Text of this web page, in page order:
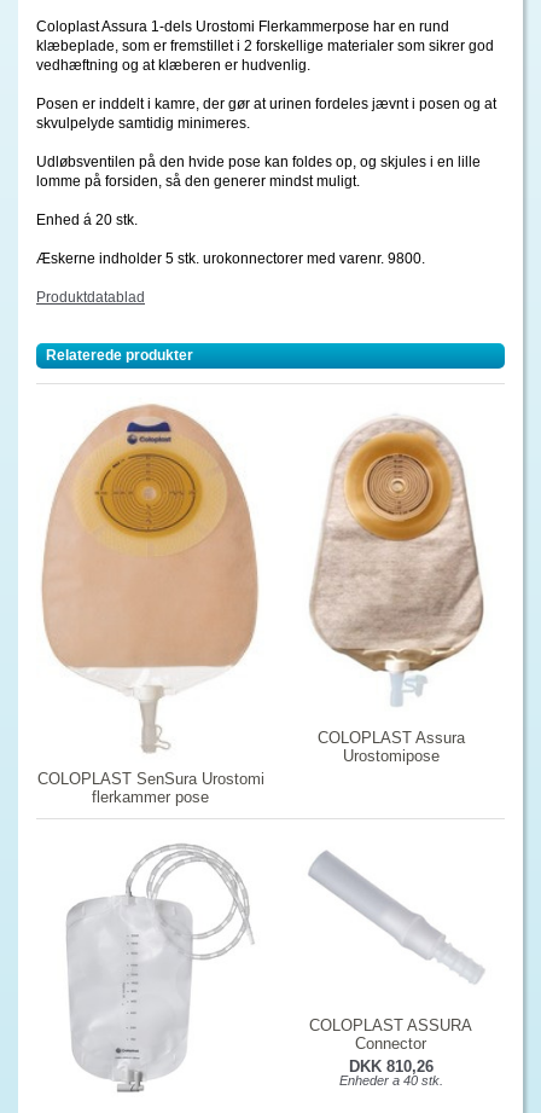
Coloplast Assura 1-dels Urostomi Flerkammerpose har en rund
klæbeplade, som er fremstillet i 2 forskellige materialer som sikrer god
vedhæftning og at klæberen er hudvenlig.
Posen er inddelt i kamre, der gør at urinen fordeles jævnt i posen og at
skvulpelyde samtidig minimeres.
Udløbsventilen på den hvide pose kan foldes op, og skjules i en lille
lomme på forsiden, så den generer mindst muligt.
Enhed á 20 stk.
Æskerne indholder 5 stk. urokonnectorer med varenr. 9800.
Produktdatablad
Relaterede produkter
COLOPLAST SenSura Urostomi
flerkammer pose
COLOPLAST Assura
Urostomipose
COLOPLAST ASSURA
Connector
DKK 810,26
Enheder a 40 stk.